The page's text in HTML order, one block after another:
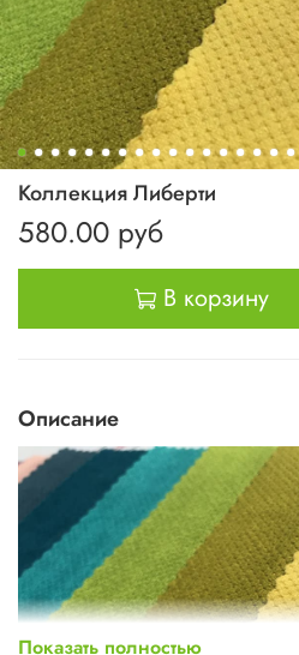
Коллекция Либерти
580.00 руб
В корзину
Описание
Показать полностью